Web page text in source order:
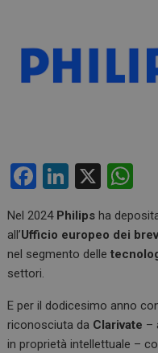
F
ce
b
o
o
k
Li
ke
dI
X
at
s
p
p
Nel 2024 Philips ha
all’Ufficio europeo dei
nel segmento delle
settori.
E per il dodicesimo anno
riconosciuta da Clarivate –
in proprietà intellettuale –